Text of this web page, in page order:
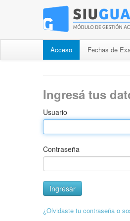
Acceso Fechas de
Ingresá tus
Usuario
Contraseña
¿Olvidaste tu contraseña o